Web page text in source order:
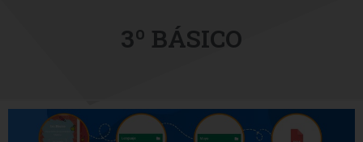
3º BÁSICO